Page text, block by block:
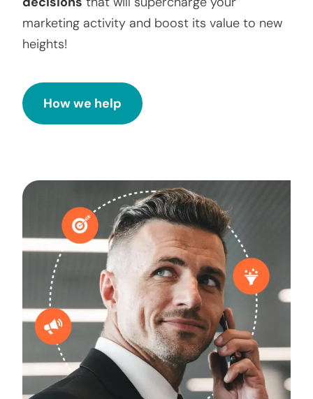
marketing activity and boost its value to new
heights!
How we help